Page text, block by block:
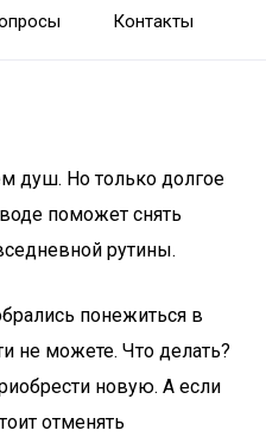
Контакты
душ. Но только долгое
поможет снять
рутины.
понежиться в
не можете. Что делать?
новую. А если
отменять